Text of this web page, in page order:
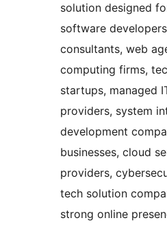
solution designed
software
consultants, web
computing firms,
startups, managed
providers, system
development
businesses, cloud
providers,
tech solution
strong online